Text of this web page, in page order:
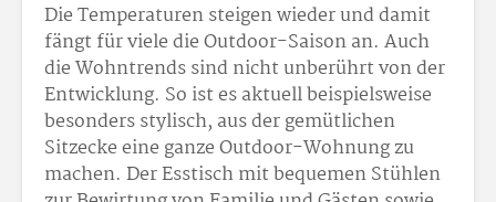
Die Temperaturen steigen wieder und damit
fängt für viele die Outdoor-Saison an. Auch
die Wohntrends sind nicht unberührt von der
Entwicklung. So ist es aktuell beispielsweise
besonders stylisch, aus der gemütlichen
Sitzecke eine ganze Outdoor-Wohnung zu
machen. Der Esstisch mit bequemen Stühlen